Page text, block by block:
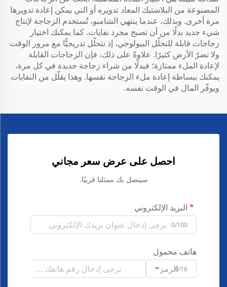
المصنوعة من البلاستيك المعاد تدويره أو التي يمكن إعادة تدويرها
مرة أخرى. وبذلك، عندما ينتهي الشامبو، تُستخدم الزجاجة لإنتاج
شيء جديد بدلًا من أن تصبح مجرد نفايات. كما يمكنك اختيار
زجاجات قابلة للتحلّل البيولوجي، إذ تتحلّل تدريجيًّا مع مرور الوقت
ولا تضرّ الأرض كثيرًا. علاوةً على ذلك، فإن الزجاجات القابلة
لإعادة الملء ممتازة؛ فبدلًا من شراء زجاجة جديدة في كل مرة،
يمكنك ببساطة إعادة ملء الزجاجة نفسها. وهذا يقلّل من النفايات
ويوفّر المال في الوقت نفسه.
احصل على عرض سعر مجاني
سيتصل بك ممثلنا قريبًا.
البريد الإلكتروني
0/100
هاتف محمول
الرمز0/16